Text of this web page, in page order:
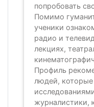
попробовать
Помимо
ученики
радио и
лекциях,
Профиль
людей, которые
журналистики,